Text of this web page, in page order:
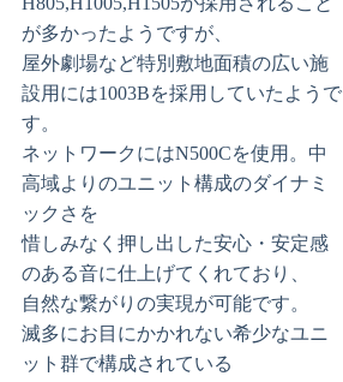
が多かったようですが、
屋外劇場など特別敷地面積の広い施
設用には1003Bを採用していたようで
す。
ネットワークにはN500Cを使用。中
高域よりのユニット構成のダイナミ
ックさを
惜しみなく押し出した安心・安定感
のある音に仕上げてくれており、
自然な繋がりの実現が可能です。
滅多にお目にかかれない希少なユニ
ット群で構成されている